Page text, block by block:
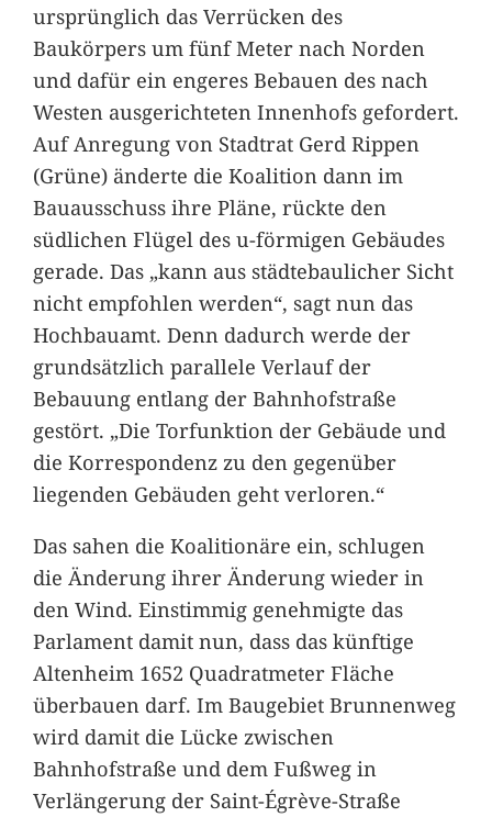
ursprünglich das Verrücken des
Baukörpers um fünf Meter nach Norden
und dafür ein engeres Bebauen des nach
Westen ausgerichteten Innenhofs gefordert.
Auf Anregung von Stadtrat Gerd Rippen
(Grüne) änderte die Koalition dann im
Bauausschuss ihre Pläne, rückte den
südlichen Flügel des u-förmigen Gebäudes
gerade. Das „kann aus städtebaulicher Sicht
nicht empfohlen werden“, sagt nun das
Hochbauamt. Denn dadurch werde der
grundsätzlich parallele Verlauf der
Bebauung entlang der Bahnhofstraße
gestört. „Die Torfunktion der Gebäude und
die Korrespondenz zu den gegenüber
liegenden Gebäuden geht verloren.“
Das sahen die Koalitionäre ein, schlugen
die Änderung ihrer Änderung wieder in
den Wind. Einstimmig genehmigte das
Parlament damit nun, dass das künftige
Altenheim 1652 Quadratmeter Fläche
überbauen darf. Im Baugebiet Brunnenweg
wird damit die Lücke zwischen
Bahnhofstraße und dem Fußweg in
Verlängerung der Saint-Égrève-Straße